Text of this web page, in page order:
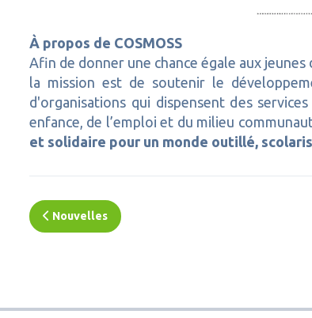
À propos de COSMOSS
Afin de donner une chance égale aux
la mission est de soutenir le
d'organisations qui dispensent des
enfance, de l’emploi et du milieu
et solidaire pour un monde outillé,
Nouvelles